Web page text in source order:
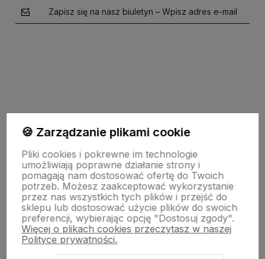
Zapisz się na nasz biuletyn – Wpisz adres e-mail
Pomoc
Moje konto
Płatności i dostawa
🍪 Zarządzanie plikami cookie
Pliki cookies i pokrewne im technologie
umożliwiają poprawne działanie strony i
pomagają nam dostosować ofertę do Twoich
potrzeb. Możesz zaakceptować wykorzystanie
przez nas wszystkich tych plików i przejść do
sklepu lub dostosować użycie plików do swoich
preferencji, wybierając opcję "Dostosuj zgody".
Więcej o plikach cookies przeczytasz w naszej
Polityce prywatności.